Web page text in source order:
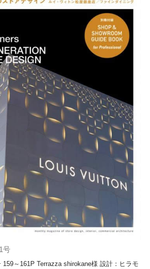
号
159～161P Terrazza shirokane様 設計：ヒラモ